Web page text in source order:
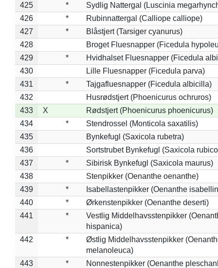
425 *
Sydlig Nattergal (Luscinia
426
*
Rubinnattergal (Calliope calliope)
427
*
Blåstjert (Tarsiger cyanurus)
428
Broget Fluesnapper (Ficedula
429
*
Hvidhalset Fluesnapper (Ficedula
430
Lille Fluesnapper (Ficedula parva)
431
*
Tajgafluesnapper (Ficedula albicilla)
432
Husrødstjert (Phoenicurus ochruros)
433
X
Rødstjert (Phoenicurus phoenicurus)
434
*
Stendrossel (Monticola saxatilis)
435
Bynkefugl (Saxicola rubetra)
436
Sortstrubet Bynkefugl (Saxicola
437
*
Sibirisk Bynkefugl (Saxicola maurus)
438
Stenpikker (Oenanthe oenanthe)
439
*
Isabellastenpikker (Oenanthe
440
*
Ørkenstenpikker (Oenanthe deserti)
441
*
Vestlig Middelhavsstenpikker
hispanica)
442
*
Østlig Middelhavsstenpikker
melanoleuca)
443
*
Nonnestenpikker (Oenanthe